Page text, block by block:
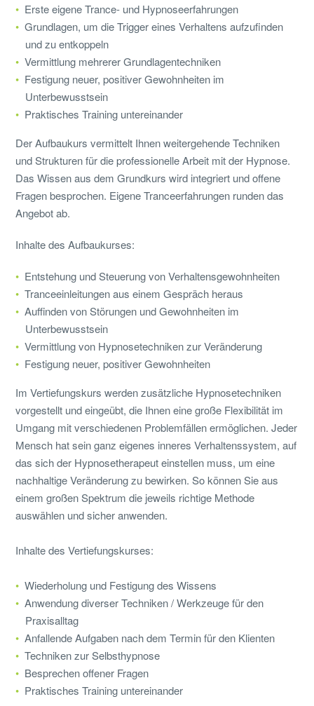
Erste eigene Trance- und Hypnoseerfahrungen
Grundlagen, um die Trigger eines Verhaltens aufzufinden
und zu entkoppeln
Vermittlung mehrerer Grundlagentechniken
Festigung neuer, positiver Gewohnheiten im
Unterbewusstsein
Praktisches Training untereinander
Der Aufbaukurs vermittelt Ihnen weitergehende Techniken
und Strukturen für die professionelle Arbeit mit der Hypnose.
Das Wissen aus dem Grundkurs wird integriert und offene
Fragen besprochen. Eigene Tranceerfahrungen runden das
Angebot ab.
Inhalte des Aufbaukurses:
Entstehung und Steuerung von Verhaltensgewohnheiten
Tranceeinleitungen aus einem Gespräch heraus
Auffinden von Störungen und Gewohnheiten im
Unterbewusstsein
Vermittlung von Hypnosetechniken zur Veränderung
Festigung neuer, positiver Gewohnheiten
Im Vertiefungskurs werden zusätzliche Hypnosetechniken
vorgestellt und eingeübt, die Ihnen eine große Flexibilität im
Umgang mit verschiedenen Problemfällen ermöglichen. Jeder
Mensch hat sein ganz eigenes inneres Verhaltenssystem, auf
das sich der Hypnosetherapeut einstellen muss, um eine
nachhaltige Veränderung zu bewirken. So können Sie aus
einem großen Spektrum die jeweils richtige Methode
auswählen und sicher anwenden.
Inhalte des Vertiefungskurses:
Wiederholung und Festigung des Wissens
Anwendung diverser Techniken / Werkzeuge für den
Praxisalltag
Anfallende Aufgaben nach dem Termin für den Klienten
Techniken zur Selbsthypnose
Besprechen offener Fragen
Praktisches Training untereinander